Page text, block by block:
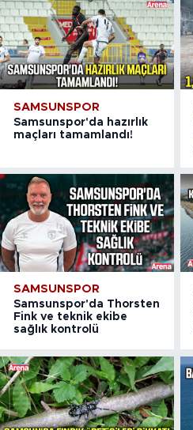
SAMSUNSPOR
Samsunspor'da hazırlık
maçları tamamlandı!
SAMSUNSPOR
Samsunspor'da Thorsten
Fink ve teknik ekibe
sağlık kontrolü